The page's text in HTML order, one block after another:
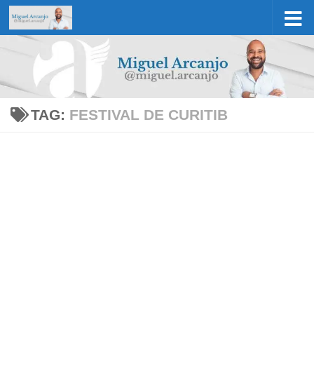
Skip to content
TAG: FESTIVAL DE CURITIB